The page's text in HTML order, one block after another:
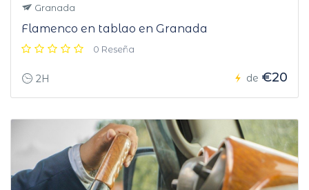
Granada
Flamenco en tablao en Granada
0 Reseña
2H de €20